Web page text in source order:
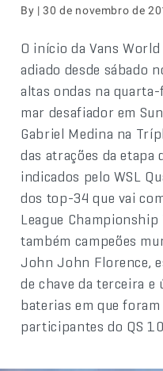
By | 30 de novembro de
O início da Vans
adiado desde sábado
altas ondas na
mar desafiador em
Gabriel Medina na
das atrações da etapa
indicados pelo WSL
dos top-34 que vai
League
também campeões
John John Florence,
de chave da terceira e
baterias em que
participantes do QS